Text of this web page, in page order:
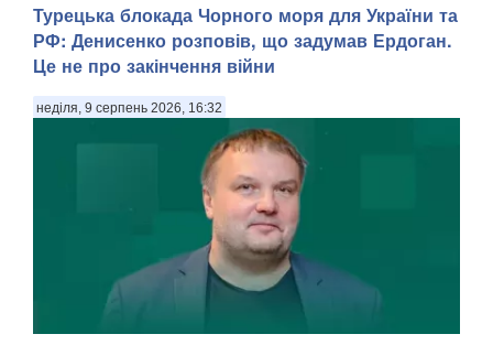
Турецька блокада Чорного моря для України та
РФ: Денисенко розповів, що задумав Ердоган.
Це не про закінчення війни
неділя, 9 серпень 2026, 16:32